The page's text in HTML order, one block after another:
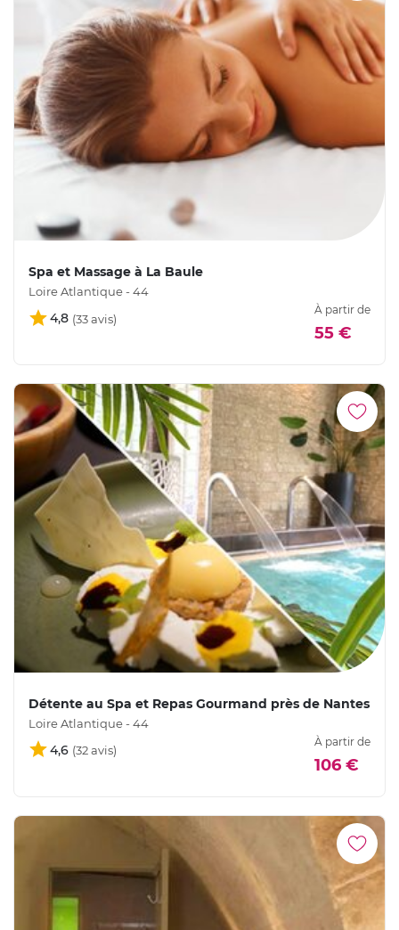
Spa et Massage à La Baule
Loire Atlantique - 44
4,8
À partir de
55 €
Détente au Spa et Repas Gourmand près de Nantes
Loire Atlantique - 44
4,6
À partir de
106 €